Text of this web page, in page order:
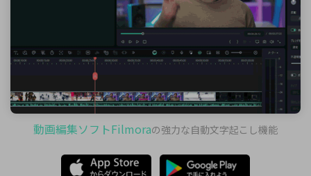
動画編集ソフトFilmoraの強力な自動文字起こし機能